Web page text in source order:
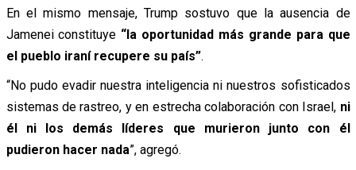
En el mismo mensaje, Trump sostuvo que la ausencia de
Jamenei constituye “la oportunidad más grande para que
el pueblo iraní recupere su país”.
“No pudo evadir nuestra inteligencia ni nuestros sofisticados
sistemas de rastreo, y en estrecha colaboración con Israel, ni
él ni los demás líderes que murieron junto con él
pudieron hacer nada”, agregó.